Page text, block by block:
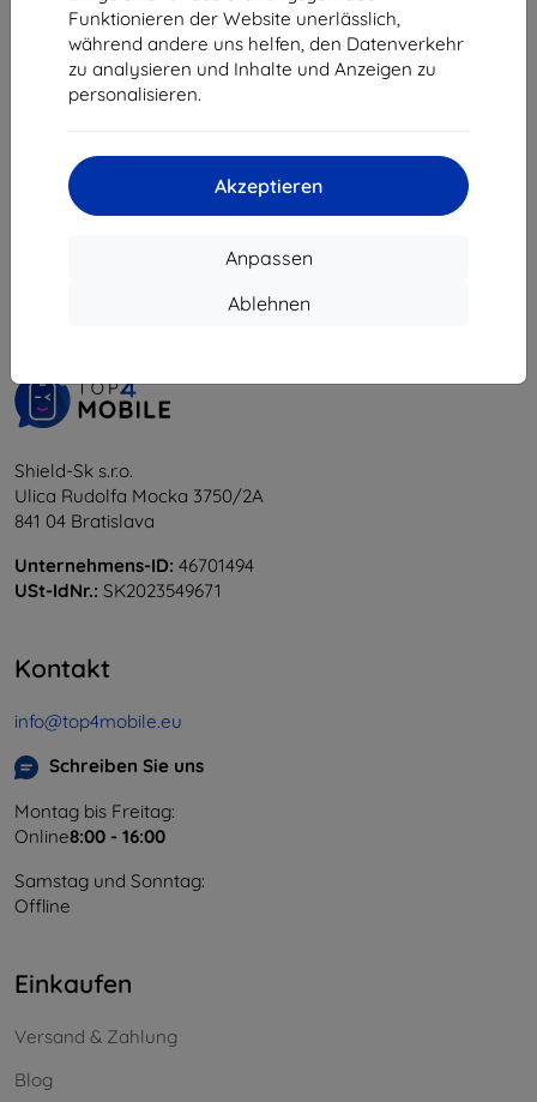
Funktionieren der Website unerlässlich,
während andere uns helfen, den Datenverkehr
zu analysieren und Inhalte und Anzeigen zu
personalisieren.
Akzeptieren
Anpassen
Ablehnen
8,01 €
Auf Lager > 5 Stk.
8,01 €
Auf Lager > 5 Stk.
vom ganzen6.
Shield-Sk s.r.o.
Ulica Rudolfa Mocka 3750/2A
841 04 Bratislava
Unternehmens-ID: 46701494
USt-IdNr.: SK2023549671
Kontakt
info@top4mobile.eu
Schreiben Sie uns
Montag bis Freitag:
Online8:00 - 16:00
Samstag und Sonntag:
Offline
Einkaufen
Versand & Zahlung
Blog